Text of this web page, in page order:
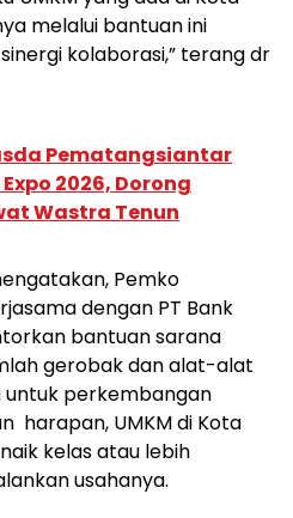
melalui bantuan ini
kolaborasi,” terang dr
Pematangsiantar
2026, Dorong
Wastra Tenun
Pemko
dengan PT Bank
bantuan sarana
gerobak dan alat-alat
untuk perkembangan
harapan, UMKM di Kota
kelas atau lebih
usahanya.